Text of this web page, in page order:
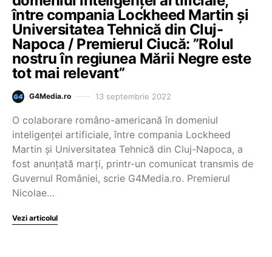
între compania Lockheed Martin și
Universitatea Tehnică din Cluj-
Napoca / Premierul Ciucă: ”Rolul
nostru în regiunea Mării Negre este
tot mai relevant”
G4Media.ro 13 septembrie 2022
O colaborare româno-americană în domeniul
inteligenței artificiale, între compania Lockheed
Martin și Universitatea Tehnică din Cluj-Napoca, a
fost anunțată marți, printr-un comunicat transmis de
Guvernul României, scrie G4Media.ro. Premierul
Nicolae…
Vezi articolul